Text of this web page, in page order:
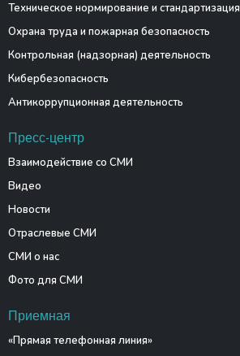
Техническое нормирование и стандартизация
Охрана труда и пожарная безопасность
Контрольная (надзорная) деятельность
Кибербезопасность
Антикоррупционная деятельность
Пресс-центр
Взаимодействие со СМИ
Видео
Новости
Отраслевые СМИ
СМИ о нас
Фото для СМИ
Приемная
«Прямая телефонная линия»